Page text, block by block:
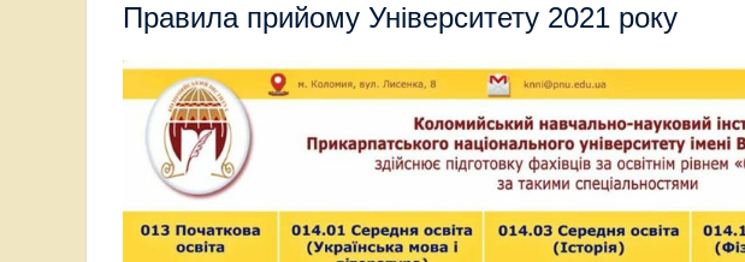
Правила прийому Університету 2021 року